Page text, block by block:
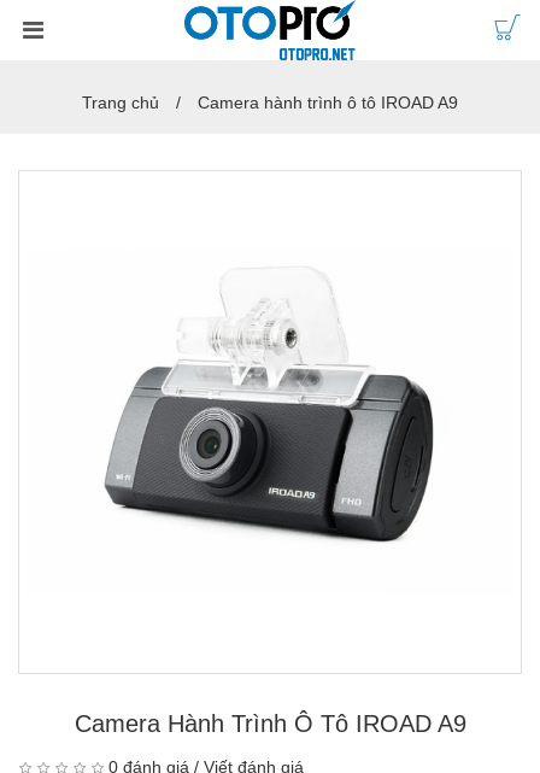
Trang chủ Camera hành trình ô tô IROAD A9
Camera Hành Trình Ô Tô IROAD A9
0 đánh giá / Viết đánh giá